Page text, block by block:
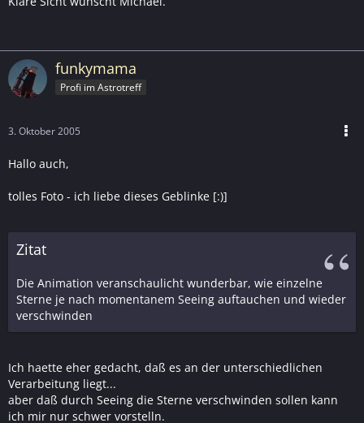
funkymama
Profi im Astrotreff
3. Oktober 2005
Hallo auch,
tolles Foto - ich liebe dieses Geblinke [:)]
Zitat
Die Animation veranschaulicht wunderbar, wie einzelne
Sterne je nach momentanem Seeing auftauchen und wieder
verschwinden
Ich haette eher gedacht, daß es an der unterschiedlichen
Verarbeitung liegt...
aber daß durch Seeing die Sterne verschwinden sollen kann
ich mir nur schwer vorstelln.